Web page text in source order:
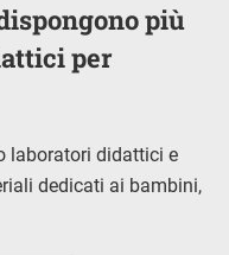
più
per
laboratori didattici e
dedicati ai bambini,